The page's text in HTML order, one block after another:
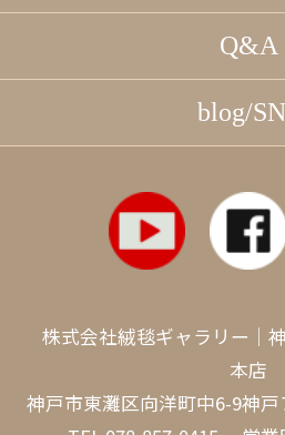
Q&A
blog/
株式会社絨毯ギャラリー｜
本店
神戸市東灘区向洋町中6-9神